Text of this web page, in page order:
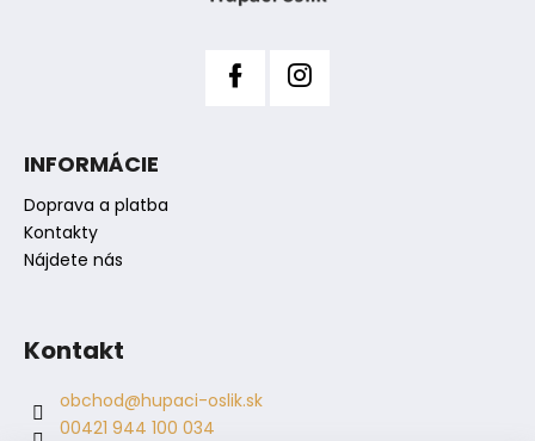
INFORMÁCIE
Doprava a platba
Kontakty
Nájdete nás
Kontakt
obchod@hupaci-oslik.sk
00421 944 100 034